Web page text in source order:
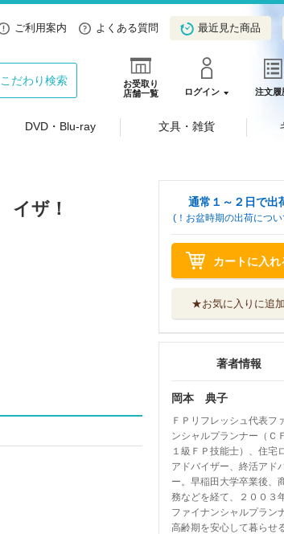
ご利用案内 よくある質問 最近見た商品
お受取り
店舗一覧
ログイン 注文履
こだわり検索
DVD・Blu-ray 文具・雑貨
イザ！
通常１～２日で出
(！お盆時期の出荷につ
カートに入れ
★お気に入りに追加
著者情報
岡本 典子
ＦＰリフレッシュ代表フ
ンシャルプランナー（Ｃ
１級ＦＰ技能士）、住宅
アドバイザー、終活アド
ー。早稲田大学卒業後、
務などを経て、２００３
ファイナンシャルプラン
高齢期を安心して暮らせ